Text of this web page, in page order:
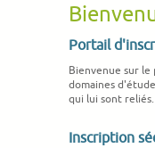
Portail
Bienvenue sur
domaines
qui lui sont reliés.
Inscription